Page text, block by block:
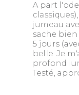
A part
jumeau
sache
5 jours
belle. Je
profond
Testé,